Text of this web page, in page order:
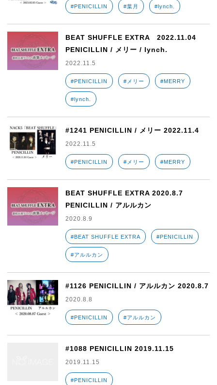
#PENICILLIN #葉月 #lynch.
BEAT SHUFFLE EXTRA 2022.11.04
PENICILLIN / メリー / lynch.
2022.11.5
#PENICILLIN #メリー #MERRY
#lynch.
#1241 PENICILLIN / メリー 2022.11.4
2022.11.5
#PENICILLIN #メリー #MERRY
BEAT SHUFFLE EXTRA 2020.8.7
PENICILLIN / アルルカン
2020.8.9
#BEAT SHUFFLE EXTRA #PENICILLIN
#アルルカン
#1126 PENICILLIN / アルルカン 2020.8.7
2020.8.8
#PENICILLIN #アルルカン
#1088 PENICILLIN 2019.11.15
2019.11.15
#PENICILLIN